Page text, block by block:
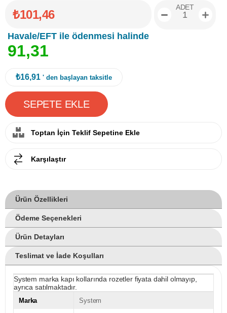
₺101,46
Havale/EFT ile ödenmesi halinde
91,31
ADET
₺16,91 ' den başlayan taksitle
Toptan İçin Teklif Sepetine Ekle
Karşılaştır
Ürün Özellikleri
Ödeme Seçenekleri
Ürün Detayları
Teslimat ve İade Koşulları
System marka kapı kollarında rozetler fiyata dahil olmayıp,
ayrıca satılmaktadır.
Marka System